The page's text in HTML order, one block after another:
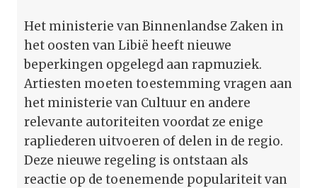
Het ministerie van Binnenlandse Zaken in
het oosten van Libië heeft nieuwe
beperkingen opgelegd aan rapmuziek.
Artiesten moeten toestemming vragen aan
het ministerie van Cultuur en andere
relevante autoriteiten voordat ze enige
rapliederen uitvoeren of delen in de regio.
Deze nieuwe regeling is ontstaan als
reactie op de toenemende populariteit van